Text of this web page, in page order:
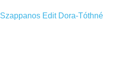
Szappanos Edit Dora-Tóthné